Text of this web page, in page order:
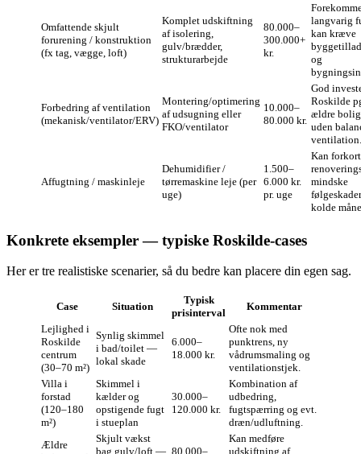
Omfattende skjult
forurening / konstruktion
(fx tag, vægge, loft)
Komplet udskiftning
af isolering,
gulv/brædder,
strukturarbejde
80.000–
300.000+
kr.
langvarig
kan kræve
og
Forbedring af ventilation
(mekanisk/ventilator/ERV)
Montering/optimering
af udsugning eller
FKO/ventilator
10.000–
80.000 kr.
God
Roskilde
ældre
uden
ventilation.
Affugtning / maskinleje
Dehumidifier /
tørremaskine leje (per
uge)
1.500–
6.000 kr.
pr. uge
Kan
mindske
kolde
Konkrete eksempler — typiske Roskilde‑cases
Her er tre realistiske scenarier, så du bedre kan placere din egen sag.
Case Situation
Typisk
prisinterval
Kommentar
Lejlighed i
Roskilde
centrum
(30–70 m²)
Synlig skimmel
i bad/toilet —
lokal skade
6.000–
18.000 kr.
Ofte nok med
punktrens, ny
vådrumsmaling og
ventilationstjek.
Villa i
forstad
(120–180
m²)
Skimmel i
kælder og
opstigende fugt
i stueplan
30.000–
120.000 kr.
Kombination af
udbedring,
fugtspærring og evt.
dræn/udluftning.
Ældre
Skjult vækst
bag gulv/loft — 80.000–
Kan medføre
udskiftning af